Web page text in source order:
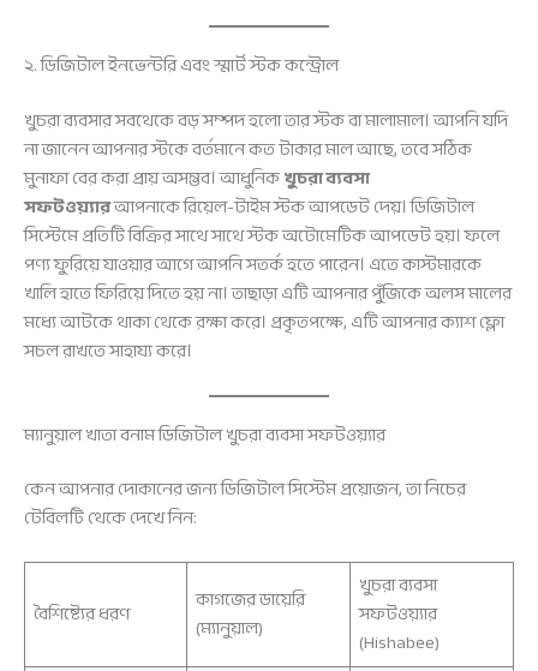
২. ডিজিটাল ইনভেন্টরি এবং স্মার্ট স্টক কন্ট্রোল
খুচরা ব্যবসার সবথেকে বড় সম্পদ হলো তার স্টক বা মালামাল। আপনি যদি
না জানেন আপনার স্টকে বর্তমানে কত টাকার মাল আছে, তবে সঠিক
মুনাফা বের করা প্রায় অসম্ভব। আধুনিকখুচরা ব্যবসা
সফটওয়্যারআপনাকে রিয়েল-টাইম স্টক আপডেট দেয়। ডিজিটাল
সিস্টেমে প্রতিটি বিক্রির সাথে সাথে স্টক অটোমেটিক আপডেট হয়। ফলে
পণ্য ফুরিয়ে যাওয়ার আগে আপনি সতর্ক হতে পারেন। এতে কাস্টমারকে
খালি হাতে ফিরিয়ে দিতে হয় না। তাছাড়া এটি আপনার পুঁজিকে অলস মালের
মধ্যে আটকে থাকা থেকে রক্ষা করে। প্রকৃতপক্ষে, এটি আপনার ক্যাশ ফ্লো
সচল রাখতে সাহায্য করে।
ম্যানুয়াল খাতা বনাম ডিজিটাল খুচরা ব্যবসা সফটওয়্যার
কেন আপনার দোকানের জন্য ডিজিটাল সিস্টেম প্রয়োজন, তা নিচের
টেবিলটি থেকে দেখে নিন:
বৈশিষ্ট্যের ধরণ
কাগজের ডায়েরি
(ম্যানুয়াল)
খুচরা ব্যবসা
সফটওয়্যার
(Hishabee)